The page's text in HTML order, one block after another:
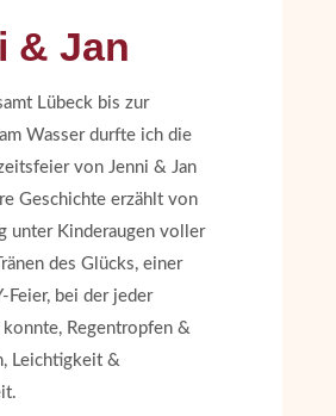
& Jan
Lübeck bis zur
Wasser durfte ich die
von Jenni & Jan
Geschichte erzählt von
unter Kinderaugen voller
des Glücks, einer
Feier, bei der jeder
Regentropfen &
Leichtigkeit &